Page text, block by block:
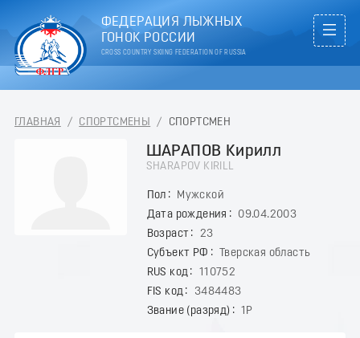
ФЕДЕРАЦИЯ ЛЫЖНЫХ
ГОНОК РОССИИ
CROSS COUNTRY SKIING FEDERATION OF RUSSIA
ГЛАВНАЯ / СПОРТСМЕНЫ / СПОРТСМЕН
ШАРАПОВ Кирилл
SHARAPOV KIRILL
Пол
Мужской
Дата рождения
09.04.2003
Возраст
23
Субъект РФ
Тверская область
RUS код
110752
FIS код
3484483
Звание (разряд)
1Р